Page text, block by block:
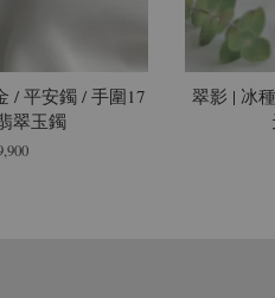
/ 平安鐲 / 手圍17
翠玉鐲
翠影 | 冰